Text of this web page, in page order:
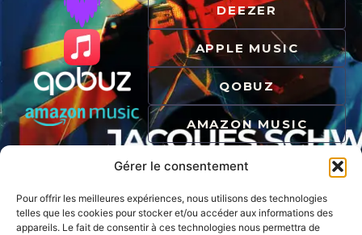
Gérer le consentement
Pour offrir les meilleures expériences, nous utilisons des technologies
telles que les cookies pour stocker et/ou accéder aux informations des
appareils. Le fait de consentir à ces technologies nous permettra de
DEEZER
APPLE MUSIC
QOBUZ
AMAZON MUSIC